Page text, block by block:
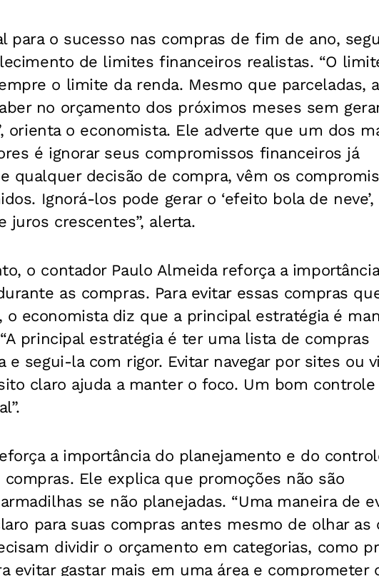
para o sucesso nas compras de fim de ano,
de limites financeiros realistas. “O
o limite da renda. Mesmo que parceladas,
no orçamento dos próximos meses sem
orienta o economista. Ele adverte que um dos
é ignorar seus compromissos financeiros já
qualquer decisão de compra, vêm os
Ignorá-los pode gerar o ‘efeito bola de neve’,
juros crescentes”, alerta.
o contador Paulo Almeida reforça a
as compras. Para evitar essas compras
o economista diz que a principal estratégia é
principal estratégia é ter uma lista de compras
e segui-la com rigor. Evitar navegar por sites ou
claro ajuda a manter o foco. Um bom controle
a importância do planejamento e do
Ele explica que promoções não são
se não planejadas. “Uma maneira de
para suas compras antes mesmo de olhar as
dividir o orçamento em categorias, como
evitar gastar mais em uma área e comprometer